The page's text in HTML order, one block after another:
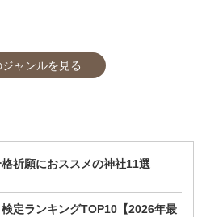
ャンルを見る
祈願におススメの神社11選
定ランキングTOP10【2026年最